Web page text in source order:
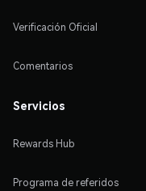
Verificación Oficial
Comentarios
Servicios
Rewards Hub
Programa de referidos